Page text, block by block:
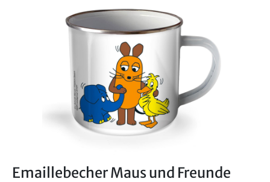
Emaillebecher Maus und Freunde